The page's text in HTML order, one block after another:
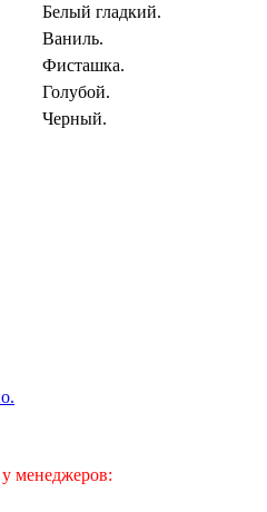
Белый гладкий.
Ваниль.
Фисташка.
Голубой.
Черный.
менеджеров: